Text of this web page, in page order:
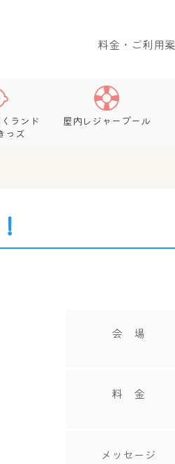
料金・ご利用
ランド
っズ
屋内レジャープール
会 場
料 金
メッセージ